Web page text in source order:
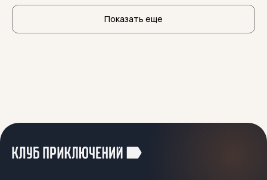
педагог
- Профессиональная переподготовка, Инструктор-
отдаленных районах", First Aid, 2026 г.
Показать еще